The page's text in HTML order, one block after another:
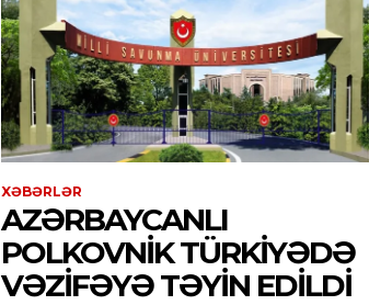
XƏBƏRLƏR
AZƏRBAYCANLI
POLKOVNIK TÜRKIYƏDƏ
VƏZIFƏYƏ TƏYIN EDILDI